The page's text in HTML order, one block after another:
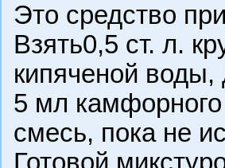
Это средство
Взять0,5 ст. л.
кипяченой
5 мл
смесь, пока не